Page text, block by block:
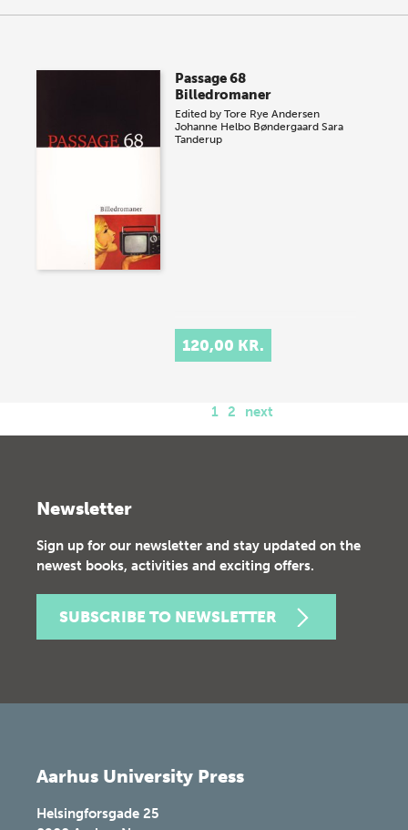
Passage 68
Billedromaner
Edited byTore Rye Andersen
Johanne Helbo Bøndergaard Sara
Tanderup
120,00 KR.
1 2 next
Newsletter
Sign up for our newsletter and stay updated on the
newest books, activities and exciting offers.
SUBSCRIBE TO NEWSLETTER
Aarhus University Press
Helsingforsgade 25